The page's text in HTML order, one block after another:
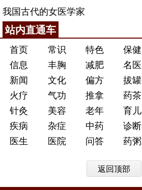
我国古代的女医学家
站内直通车
首页 常识 特色 保健
信息
丰胸 减肥 名医
新闻
文化 偏方 拔罐
火疗
气功 推拿 药茶
针灸
美容 老年 育儿
疾病
杂症 中药 诊断
医生
医院 问答 药粥
返回顶部